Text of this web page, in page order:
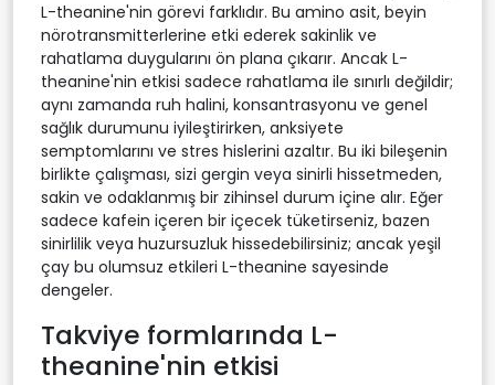
L-theanine'nin görevi farklıdır. Bu amino asit, beyin
nörotransmitterlerine etki ederek sakinlik ve
rahatlama duygularını ön plana çıkarır. Ancak L-
theanine'nin etkisi sadece rahatlama ile sınırlı değildir;
aynı zamanda ruh halini, konsantrasyonu ve genel
sağlık durumunu iyileştirirken, anksiyete
semptomlarını ve stres hislerini azaltır. Bu iki bileşenin
birlikte çalışması, sizi gergin veya sinirli hissetmeden,
sakin ve odaklanmış bir zihinsel durum içine alır. Eğer
sadece kafein içeren bir içecek tüketirseniz, bazen
sinirlilik veya huzursuzluk hissedebilirsiniz; ancak yeşil
çay bu olumsuz etkileri L-theanine sayesinde
dengeler.
Takviye formlarında L-
theanine'nin etkisi